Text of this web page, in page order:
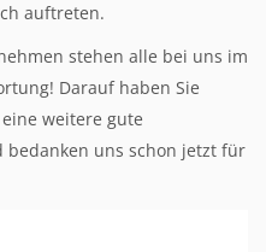
auftreten.
stehen alle bei uns im
Darauf haben Sie
weitere gute
uns schon jetzt für